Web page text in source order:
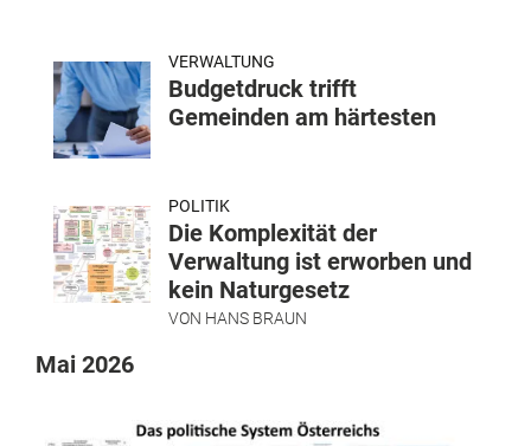
VERWALTUNG
Budgetdruck trifft
Gemeinden am härtesten
POLITIK
Die Komplexität der
Verwaltung ist erworben und
kein Naturgesetz
VON HANS BRAUN
Mai 2026